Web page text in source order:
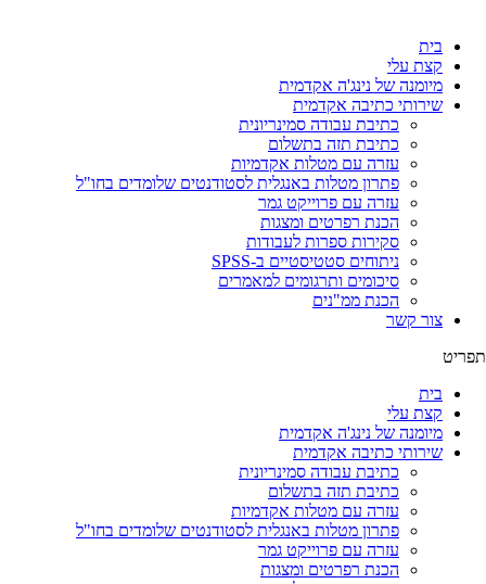
בית
קצת עלי
מיומנה של נינג'ה אקדמית
שירותי כתיבה אקדמית
כתיבת עבודה סמינריונית
כתיבת תזה בתשלום
עזרה עם מטלות אקדמיות
פתרון מטלות באנגלית לסטודנטים שלומדים בחו"ל
עזרה עם פרוייקט גמר
הכנת רפרטים ומצגות
סקירות ספרות לעבודות
ניתוחים סטטיסטיים ב-SPSS
סיכומים ותרגומים למאמרים
הכנת ממ"נים
צור קשר
תפריט
בית
קצת עלי
מיומנה של נינג'ה אקדמית
שירותי כתיבה אקדמית
כתיבת עבודה סמינריונית
כתיבת תזה בתשלום
עזרה עם מטלות אקדמיות
פתרון מטלות באנגלית לסטודנטים שלומדים בחו"ל
עזרה עם פרוייקט גמר
הכנת רפרטים ומצגות